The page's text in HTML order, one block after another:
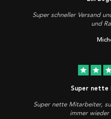
Super schneller Versand
und
star star
Super
Super nette Mitarbeiter,
immer